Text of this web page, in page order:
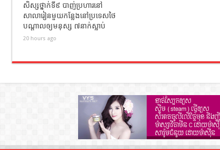
សិស្សថ្នាក់ទី៩ បាញ់ប្រហារនៅ
សាលារៀនមួយកន្លែងនៅប្រទេសថៃ
បណ្តាលឲ្យមនុស្ស ៧នាក់ស្លាប់
20 hours ago